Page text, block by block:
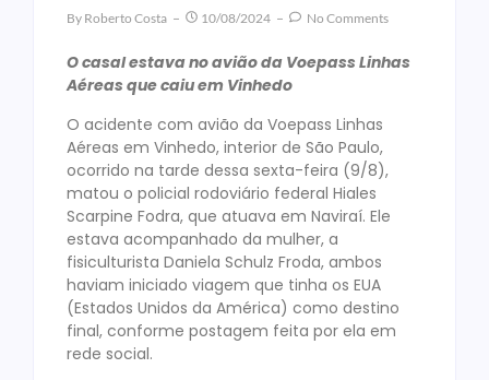
By Roberto Costa 10/08/2024 No Comments
O casal estava no avião da Voepass Linhas
Aéreas que caiu em Vinhedo
O acidente com avião da Voepass Linhas
Aéreas em Vinhedo, interior de São Paulo,
ocorrido na tarde dessa sexta-feira (9/8),
matou o policial rodoviário federal Hiales
Scarpine Fodra, que atuava em Naviraí. Ele
estava acompanhado da mulher, a
fisiculturista Daniela Schulz Froda, ambos
haviam iniciado viagem que tinha os EUA
(Estados Unidos da América) como destino
final, conforme postagem feita por ela em
rede social.